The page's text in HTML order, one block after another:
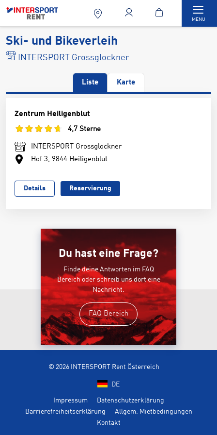
MENU
Ski- und Bikeverleih
INTERSPORT Grossglockner
Liste Karte
Zentrum Heiligenblut
4,7 Sterne
INTERSPORT Grossglockner
Hof 3, 9844 Heiligenblut
Details Reservierung
Du hast eine Frage?
Finde deine Antworten im FAQ
Bereich oder schreib uns dort eine
Nachricht.
FAQ Bereich
© 2026 INTERSPORT Rent Österreich
DE
Impressum
Datenschutzerklärung
Barrierefreiheitserklärung
Allgem. Mietbedingungen
Kontakt